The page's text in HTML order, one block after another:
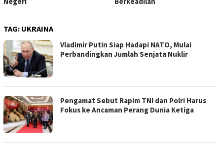
TAG: UKRAINA
Vladimir Putin Siap Hadapi NATO, Mulai
Perbandingkan Jumlah Senjata Nuklir
Pengamat Sebut Rapim TNI dan Polri Harus
Fokus ke Ancaman Perang Dunia Ketiga